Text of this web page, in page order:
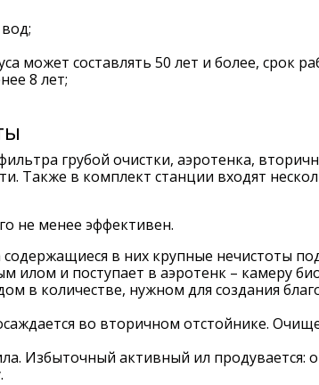
может составлять 50 лет и более, срок
8 лет;
грубой очистки, аэротенка,
Также в комплект станции входят
не менее эффективен.
в них крупные нечистоты
илом и поступает в аэротенк – камеру
в количестве, нужном для создания
во вторичном отстойнике.
Избыточный активный ил продувается: